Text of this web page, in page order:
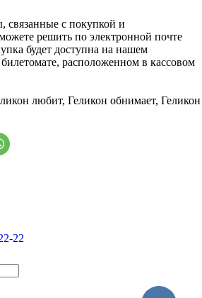
связанные с покупкой и
решить по электронной почте
будет доступна на нашем
расположенном в кассовом
любит, Геликон обнимает, Геликон
22